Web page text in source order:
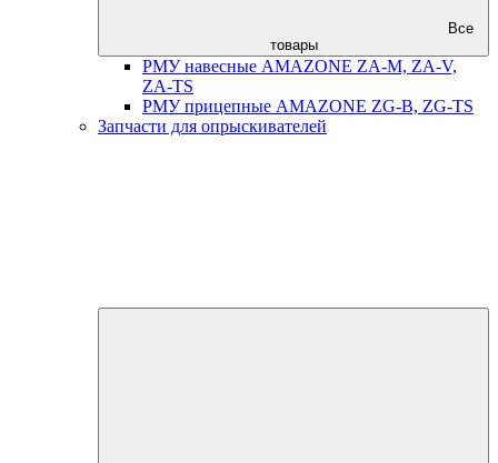
Все
товары
РМУ навесные AMAZONE ZA-M, ZA-V,
ZA-TS
РМУ прицепные AMAZONE ZG-B, ZG-TS
Запчасти для опрыскивателей